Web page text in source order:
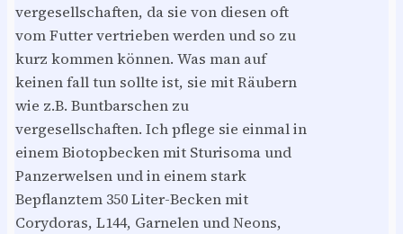
vergesellschaften, da sie von diesen oft
vom Futter vertrieben werden und so zu
kurz kommen können. Was man auf
keinen fall tun sollte ist, sie mit Räubern
wie z.B. Buntbarschen zu
vergesellschaften. Ich pflege sie einmal in
einem Biotopbecken mit Sturisoma und
Panzerwelsen und in einem stark
Bepflanztem 350 Liter-Becken mit
Corydoras, L144, Garnelen und Neons,